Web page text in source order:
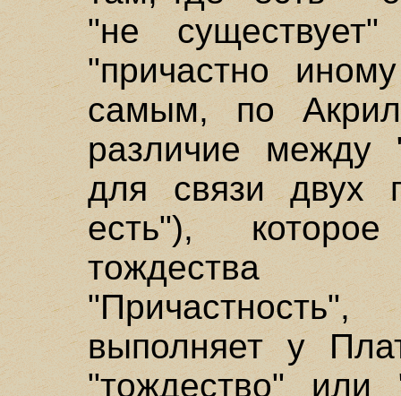
"не
"причастно
самым, по
различие между
для связи двух
есть"),
тождества
выполняет у
"тождество" или